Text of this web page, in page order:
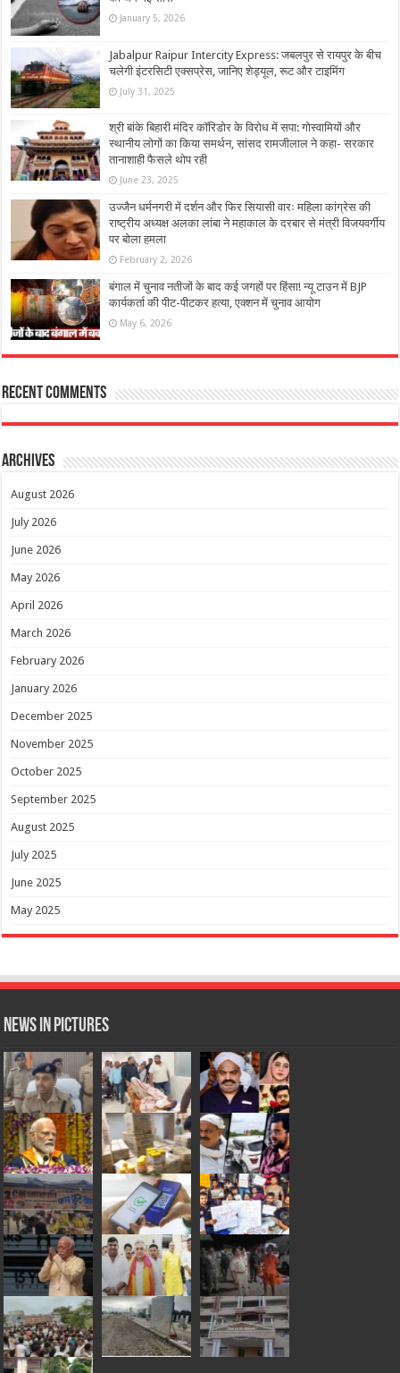
January 5, 2026
Jabalpur Raipur Intercity Express: जबलपुर से रायपुर के बीच
चलेगी इंटरसिटी एक्सप्रेस, जानिए शेड्यूल, रूट और टाइमिंग
July 31, 2025
श्री बांके बिहारी मंदिर कॉरिडोर के विरोध में सपा: गोस्वामियों और
स्थानीय लोगों का किया समर्थन, सांसद रामजीलाल ने कहा- सरकार
तानाशाही फैसले थोप रही
June 23, 2025
उज्जैन धर्मनगरी में दर्शन और फिर सियासी वारः महिला कांग्रेस की
राष्ट्रीय अध्यक्ष अलका लांबा ने महाकाल के दरबार से मंत्री विजयवर्गीय
पर बोला हमला
February 2, 2026
बंगाल में चुनाव नतीजों के बाद कई जगहों पर हिंसा! न्यू टाउन में BJP
कार्यकर्ता की पीट-पीटकर हत्या, एक्शन में चुनाव आयोग
May 6, 2026
Recent Comments
Archives
August 2026
July 2026
June 2026
May 2026
April 2026
March 2026
February 2026
January 2026
December 2025
November 2025
October 2025
September 2025
August 2025
July 2025
June 2025
May 2025
News in Pictures